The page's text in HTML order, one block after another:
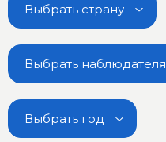
Выбрать страну
Выбрать наблюдателя
Выбрать год